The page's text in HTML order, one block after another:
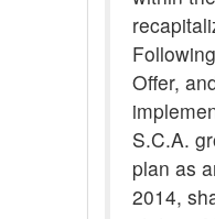
Offer,
S.C.A.
plan as
2014,